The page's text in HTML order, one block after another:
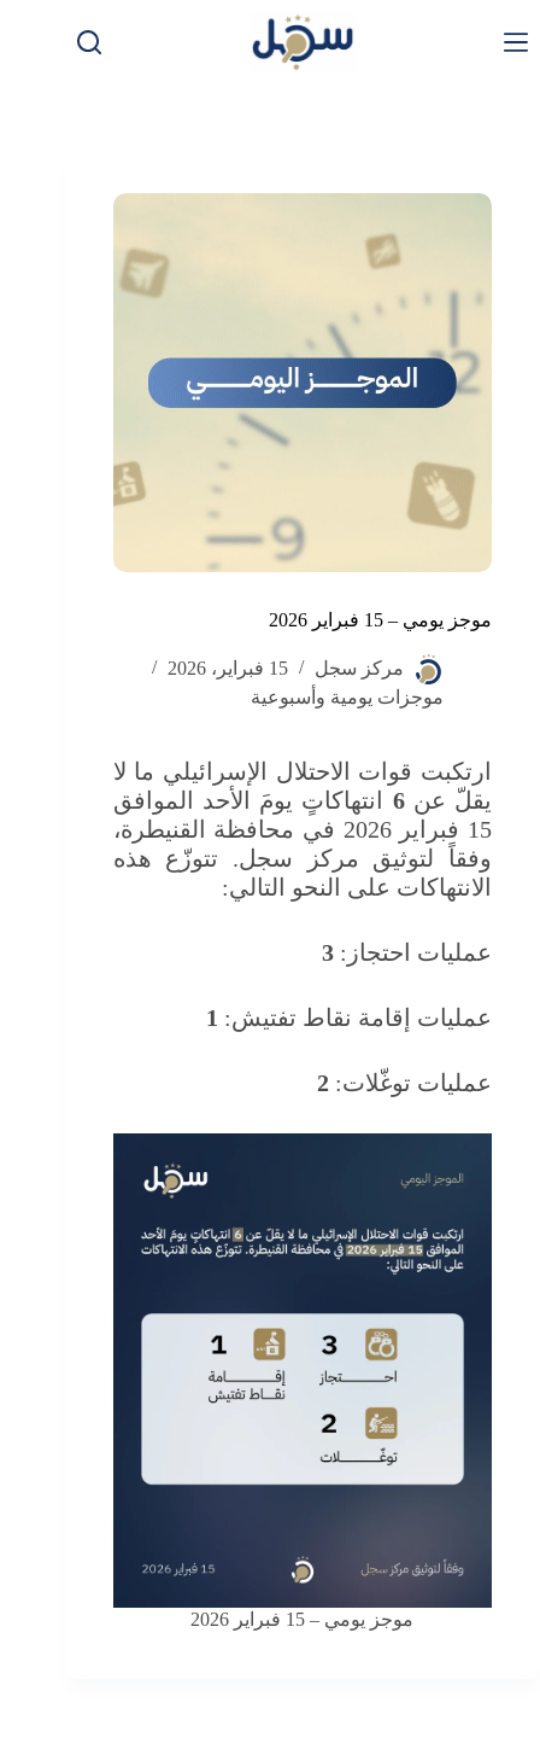
إلى
المحتوى
موجز يومي – 15 فبراير 2026
مركز سجل
15 فبراير، 2026
موجزات يومية وأسبوعية
ارتكبت قوات الاحتلال الإسرائيلي ما لا
يقلّ عن6 انتهاكاتٍ يومَ الأحد الموافق
15 فبراير 2026 في محافظة القنيطرة،
وفقاً لتوثيق مركز سجل. تتوزّع هذه
الانتهاكات على النحو التالي:
عمليات احتجاز: 3
عمليات إقامة نقاط تفتيش: 1
عمليات توغّلات: 2
موجز يومي – 15 فبراير 2026